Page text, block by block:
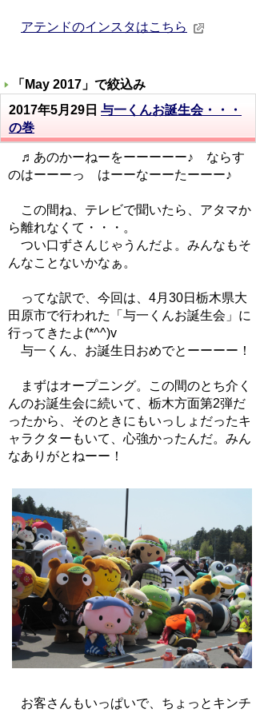
アテンドのインスタはこちら
「 May 2017 」で絞込み
2017年5月29日 与一くんお誕生会・・・
の巻
♬あのかーねーをーーーーー♪ ならす
のはーーーっ はーーなーーたーーー♪
この間ね、テレビで聞いたら、アタマか
ら離れなくて・・・。
つい口ずさんじゃうんだよ。みんなもそ
んなことないかなぁ。
ってな訳で、今回は、4月30日栃木県大
田原市で行われた「与一くんお誕生会」に
行ってきたよ(*^^)v
与一くん、お誕生日おめでとーーーー！
まずはオープニング。この間のとち介く
んのお誕生会に続いて、栃木方面第2弾だ
ったから、そのときにもいっしょだったキ
ャラクターもいて、心強かったんだ。みん
なありがとねーー！
お客さんもいっぱいで、ちょっとキンチ